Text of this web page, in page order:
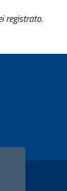
registrato.